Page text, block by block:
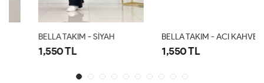
BELLA TAKIM - SİYAH
1,550 TL
BELLA TAKIM - ACI KAHVE
1,550 TL